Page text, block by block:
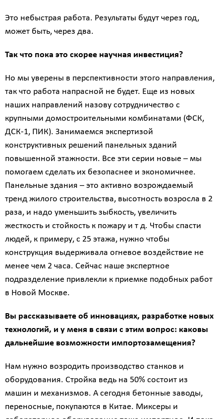
Это небыстрая работа. Результаты будут через год,
может быть, через два.
Так что пока это скорее научная инвестиция?
Но мы уверены в перспективности этого направления,
так что работа напрасной не будет. Еще из новых
наших направлений назову сотрудничество с
крупными домостроительными комбинатами (ФСК,
ДСК-1, ПИК). Занимаемся экспертизой
конструктивных решений панельных зданий
повышенной этажности. Все эти серии новые – мы
помогаем сделать их безопаснее и экономичнее.
Панельные здания – это активно возрождаемый
тренд жилого строительства, высотность возросла в 2
раза, и надо уменьшить зыбкость, увеличить
жесткость и стойкость к пожару и т д. Чтобы спасти
людей, к примеру, с 25 этажа, нужно чтобы
конструкция выдерживала огневое воздействие не
менее чем 2 часа. Сейчас наше экспертное
подразделение привлекли к приемке подобных работ
в Новой Москве.
Вы рассказываете об инновациях, разработке новых
технологий, и у меня в связи с этим вопрос: каковы
дальнейшие возможности импортозамещения?
Нам нужно возродить производство станков и
оборудования. Стройка ведь на 50% состоит из
машин и механизмов. А сегодня бетонные заводы,
переносные, покупаются в Китае. Миксеры и
Стоимость
р
Стоимость
учетом
НДС
Получить
детальный
Введите
картинки
персональных
данных